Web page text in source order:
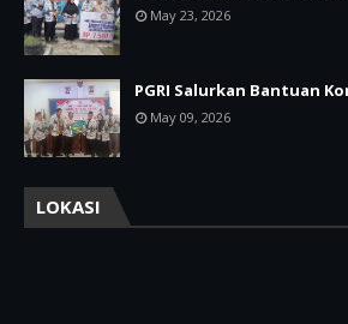
May 23, 2026
PGRI Salurkan Bantuan
May 09, 2026
LOKASI